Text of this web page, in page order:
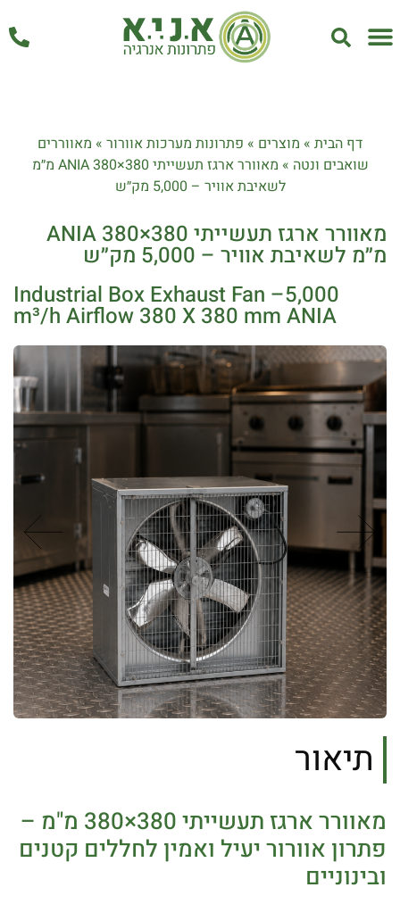
דף הבית » מוצרים » פתרונות מערכות אוורור » מאווררים
שואבים ונטה »
מאוורר ארגז תעשייתי ANIA 380×380 מ״מ
לשאיבת אוויר – 5,000 מק״ש
מאוורר ארגז תעשייתי ANIA 380×380
מ״מ לשאיבת אוויר – 5,000 מק״ש
Industrial Box Exhaust Fan –5,000
m³/h Airflow 380 X 380 mm ANIA
תיאור
מאוורר ארגז תעשייתי 380×380 מ"מ –
פתרון אוורור יעיל ואמין לחללים קטנים
ובינוניים